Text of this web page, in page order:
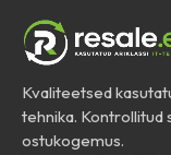
Kvaliteetsed
tehnika. Kontrollitud
ostukogemus.